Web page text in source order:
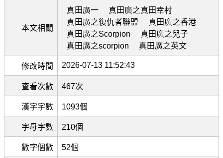
本文相關
真田廣一
真田廣之真田幸村
真田廣之復仇者聯盟
真田廣之香港
真田廣之Scorpion
真田廣之兒子
真田廣之scorpion
真田廣之英文
修改時間 2026-07-13 11:52:43
查看次數 467次
漢字字數 1093個
字母字數 210個
數字個數 52個